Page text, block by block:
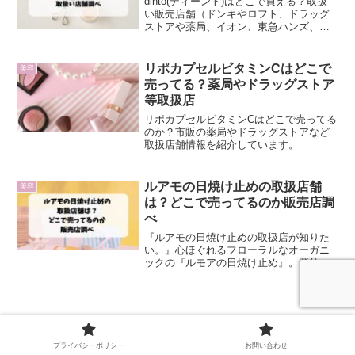
い販売店舗（ドンキやロフト、ドラッグ
ストアや薬局、イオン、東急ハンズ、プ
美容
リポカプセルビタミンCはどこで
売ってる？薬局やドラッグストア
等取扱店
リポカプセルビタミンCはどこで売ってる
のか？市販の薬局やドラッグストアなど
取扱店舗情報を紹介しています。
美容
ルアモの日焼け止めの取扱店舗
は？どこで売ってるのか販売店調
べ
『ルアモの日焼け止めの取扱店が知りた
い。』心ほぐれるフローラルなオーガニ
ックの『ルモアの日焼け止め』。紫外線
リ感がなく、石鹸で落と...
プライバシーポリシー お問い合わせ